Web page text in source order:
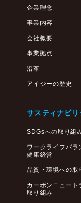
企業理念
事業内容
会社概要
事業拠点
沿革
アイジーの歴史
サスティナビリ
SDGsへの取り組
ワークライフバラ
健康経営
品質・環境への取
カーボンニュート
取り組み